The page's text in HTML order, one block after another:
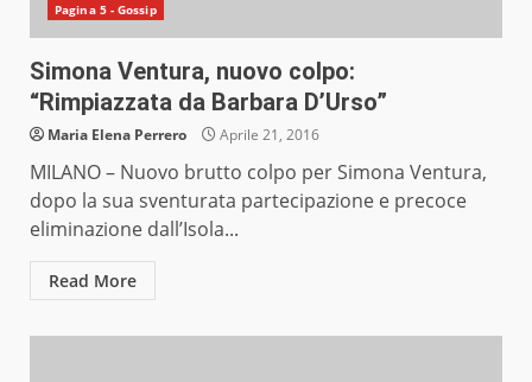
Pagina 5 - Gossip
Simona Ventura, nuovo colpo:
“Rimpiazzata da Barbara D’Urso”
Maria Elena Perrero Aprile 21, 2016
MILANO – Nuovo brutto colpo per Simona Ventura,
dopo la sua sventurata partecipazione e precoce
eliminazione dall’Isola...
Read More